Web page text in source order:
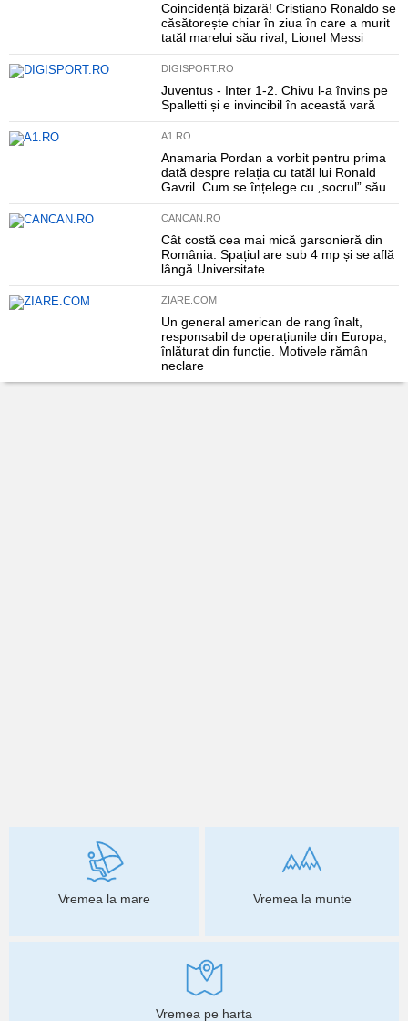
Coincidență bizară! Cristiano Ronaldo se
căsătorește chiar în ziua în care a murit
tatăl marelui său rival, Lionel Messi
DIGISPORT.RO
Juventus - Inter 1-2. Chivu l-a învins pe
Spalletti și e invincibil în această vară
A1.RO
Anamaria Pordan a vorbit pentru prima
dată despre relația cu tatăl lui Ronald
Gavril. Cum se înțelege cu „socrul” său
CANCAN.RO
Cât costă cea mai mică garsonieră din
România. Spațiul are sub 4 mp și se află
lângă Universitate
ZIARE.COM
Un general american de rang înalt,
responsabil de operațiunile din Europa,
înlăturat din funcție. Motivele rămân
neclare
Vremea la mare Vremea la munte
Vremea pe harta